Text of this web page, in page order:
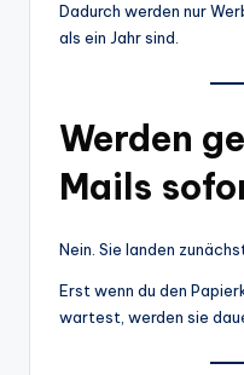
Dadurch werden nur
als ein Jahr sind.
Werden
Mails
Nein. Sie landen
Erst wenn du den
wartest, werden sie